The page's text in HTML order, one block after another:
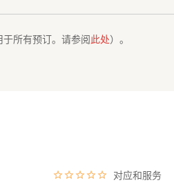
所有预订。请参阅此处）。
对应和服务